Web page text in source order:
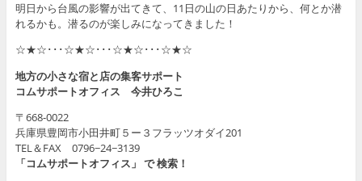
明日から台風の影響が出てきて、11日の山の日あたりから、何とか潜
れるかも。潜るのが楽しみになってきました！
☆★☆･･･☆★☆･･･☆★☆･･･☆★☆
地方の小さな宿と店の集客サポート
コムサポートオフィス 今井ひろこ
〒668-0022
兵庫県豊岡市小田井町５ー３フラッツオダイ201
TEL＆FAX 0796−24−3139
「コムサポートオフィス」 で 検索！